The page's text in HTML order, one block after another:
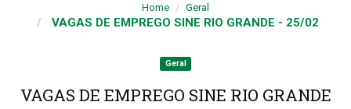
Home Geral
VAGAS DE EMPREGO SINE RIO GRANDE - 25/02
Geral
VAGAS DE EMPREGO SINE RIO GRANDE